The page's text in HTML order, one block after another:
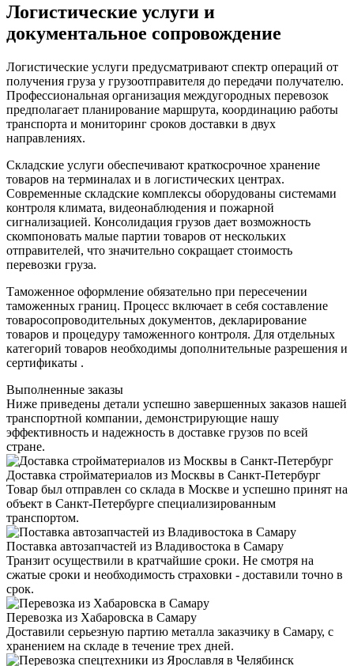
Логистические услуги и
документальное сопровождение
Логистические услуги предусматривают спектр операций от
получения груза у грузоотправителя до передачи получателю.
Профессиональная организация междугородных перевозок
предполагает планирование маршрута, координацию работы
транспорта и мониторинг сроков доставки в двух
направлениях.
Складские услуги обеспечивают краткосрочное хранение
товаров на терминалах и в логистических центрах.
Современные складские комплексы оборудованы системами
контроля климата, видеонаблюдения и пожарной
сигнализацией. Консолидация грузов дает возможность
скомпоновать малые партии товаров от нескольких
отправителей, что значительно сокращает стоимость
перевозки груза.
Таможенное оформление обязательно при пересечении
таможенных границ. Процесс включает в себя составление
товаросопроводительных документов, декларирование
товаров и процедуру таможенного контроля. Для отдельных
категорий товаров необходимы дополнительные разрешения и
сертификаты .
Выполненные заказы
Ниже приведены детали успешно завершенных заказов нашей
транспортной компании, демонстрирующие нашу
эффективность и надежность в доставке грузов по всей
стране.
Доставка стройматериалов из Москвы в Санкт-Петербург
Товар был отправлен со склада в Москве и успешно принят на
объект в Санкт-Петербурге специализированным
транспортом.
Поставка автозапчастей из Владивостока в Самару
Транзит осуществили в кратчайшие сроки. Не смотря на
сжатые сроки и необходимость страховки - доставили точно в
срок.
Перевозка из Хабаровска в Самару
Доставили серьезную партию металла заказчику в Самару, с
хранением на складе в течение трех дней.